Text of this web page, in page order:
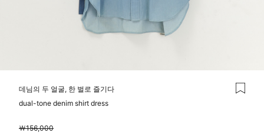
데님의 두 얼굴, 한 벌로 즐기다
dual-tone denim shirt dress
￦156,000